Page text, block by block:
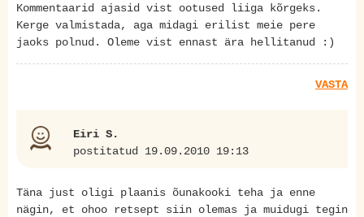
Kommentaarid ajasid vist ootused liiga kõrgeks.
Kerge valmistada, aga midagi erilist meie pere
jaoks polnud. Oleme vist ennast ära hellitanud :)
VASTA
Eiri S.
postitatud 19.09.2010 19:13
Täna just oligi plaanis õunakooki teha ja enne
nägin, et ohoo retsept siin olemas ja muidugi tegin